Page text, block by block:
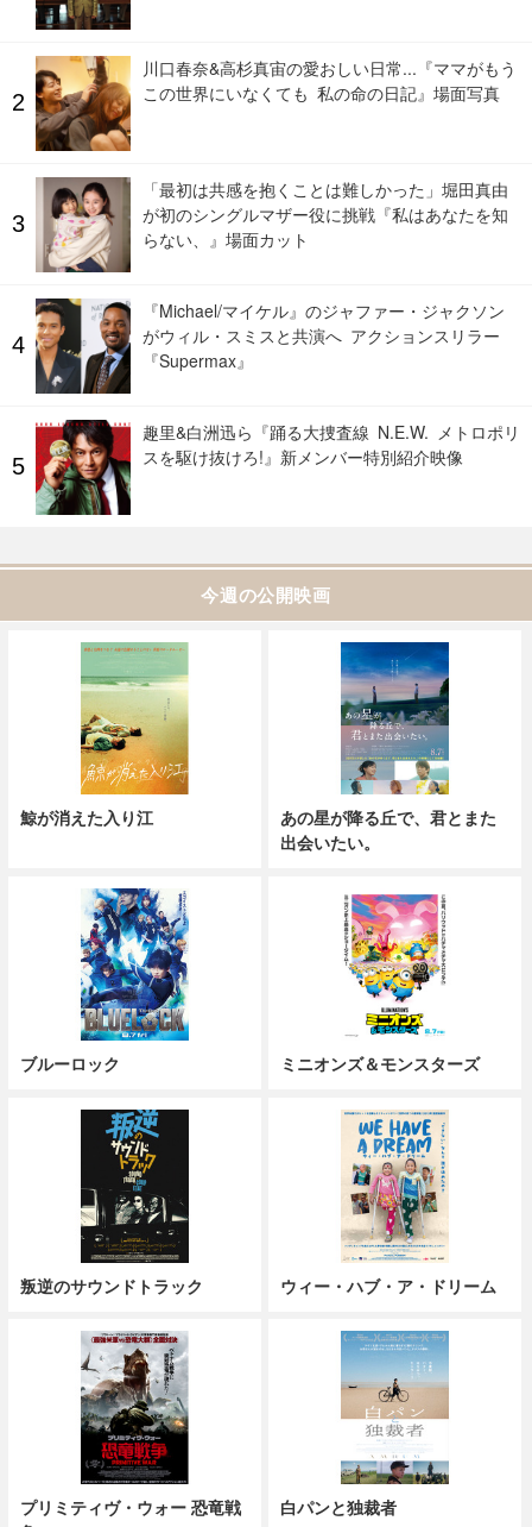
川口春奈&高杉真宙の愛おしい日常...『ママがもう
この世界にいなくても 私の命の日記』場面写真
「最初は共感を抱くことは難しかった」堀田真由
が初のシングルマザー役に挑戦『私はあなたを知
らない、』場面カット
『Michael/マイケル』のジャファー・ジャクソン
がウィル・スミスと共演へ アクションスリラー
『Supermax』
趣里&白洲迅ら『踊る大捜査線 N.E.W. メトロポリ
スを駆け抜けろ!』新メンバー特別紹介映像
今週の公開映画
鯨が消えた入り江
あの星が降る丘で、君とまた
出会いたい。
ブルーロック ミニオンズ＆モンスターズ
叛逆のサウンドトラック ウィー・ハブ・ア・ドリーム
プリミティヴ・ウォー 恐竜戦
白パンと独裁者